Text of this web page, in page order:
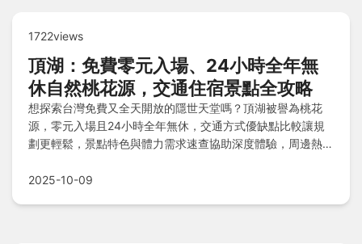
1722views
頂湖：免費零元入場、24小時全年無
休自然桃花源，交通住宿景點全攻略
想探索台灣免費又全天開放的隱世天堂嗎？頂湖被譽為桃花
源，零元入場且24小時全年無休，交通方式優缺點比較讓規
劃更輕鬆，景點特色與體力需求速查協助深度體驗，周邊熱門
立即解惑。
2025-10-09